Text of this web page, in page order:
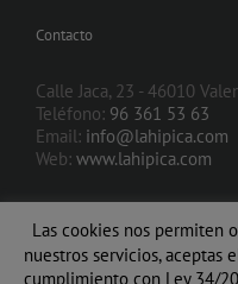
Contacto
Calle Jaca, 23 - 46010
Teléfono: 96 361 53 63
Email: info@lahipica.com
Web: www.lahipica.com
Las cookies nos permiten
nuestros servicios, aceptas
cumplimiento con Ley 34/